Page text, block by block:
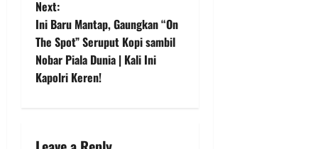
t
n
a
Next:
Ini Baru Mantap, Gaungkan “On
The Spot” Seruput Kopi sambil
Nobar Piala Dunia | Kali Ini
Kapolri Keren!